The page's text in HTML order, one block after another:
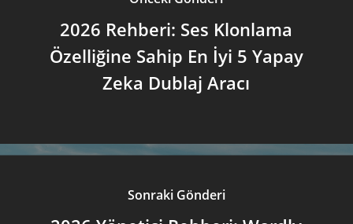
2026 Rehberi: Ses Klonlama
Özelliğine Sahip En İyi 5 Yapay
Zeka Dublaj Aracı
Sonraki Gönderi